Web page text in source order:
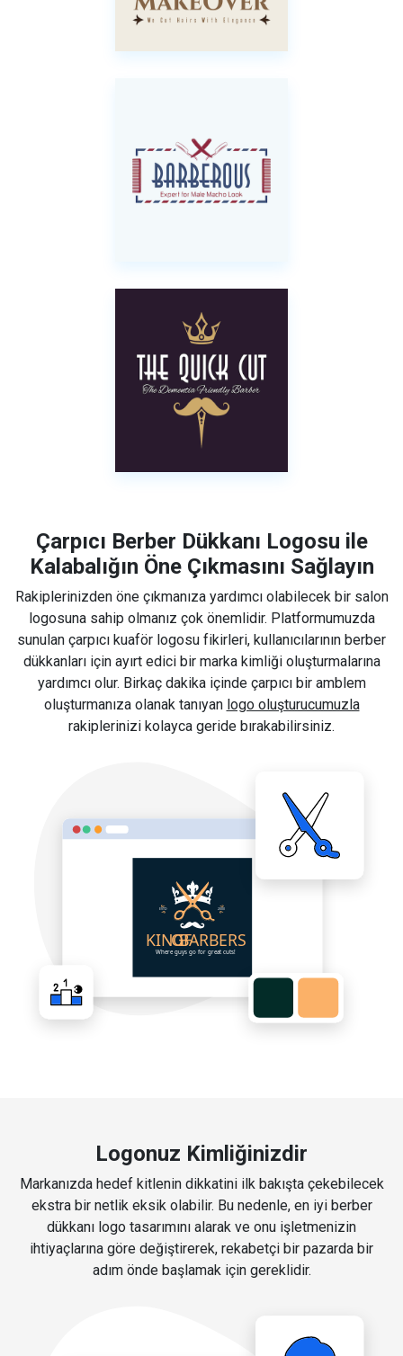
Çarpıcı Berber Dükkanı Logosu ile
Kalabalığın Öne Çıkmasını Sağlayın
Rakiplerinizden öne çıkmanıza yardımcı olabilecek bir salon
logosuna sahip olmanız çok önemlidir. Platformumuzda
sunulan çarpıcı kuaför logosu fikirleri, kullanıcılarının berber
dükkanları için ayırt edici bir marka kimliği oluşturmalarına
yardımcı olur. Birkaç dakika içinde çarpıcı bir amblem
oluşturmanıza olanak tanıyan logo oluşturucumuzla
rakiplerinizi kolayca geride bırakabilirsiniz.
Logonuz Kimliğinizdir
Markanızda hedef kitlenin dikkatini ilk bakışta çekebilecek
ekstra bir netlik eksik olabilir. Bu nedenle, en iyi berber
dükkanı logo tasarımını alarak ve onu işletmenizin
ihtiyaçlarına göre değiştirerek, rekabetçi bir pazarda bir
adım önde başlamak için gereklidir.